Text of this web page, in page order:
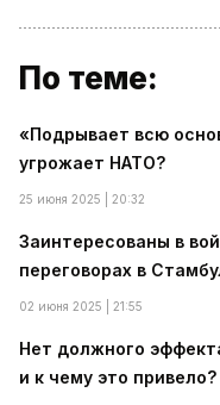
По теме:
«Подрывает всю
угрожает НАТО?
25 июня 2025 | 20:32
Заинтересованы в
переговорах в
02 июня 2025 | 21:55
Нет должного
и к чему это привело?